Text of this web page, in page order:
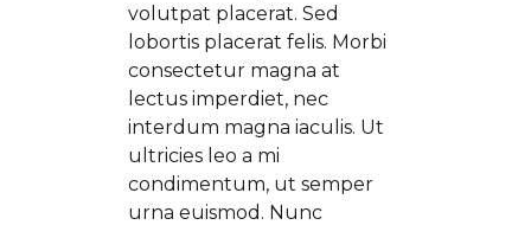
volutpat placerat. Sed
lobortis placerat felis. Morbi
consectetur magna at
lectus imperdiet, nec
interdum magna iaculis. Ut
ultricies leo a mi
condimentum, ut semper
urna euismod. Nunc